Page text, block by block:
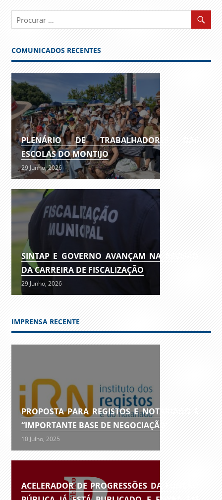
COMUNICADOS RECENTES
PLENÁRIO DE TRABALHADORES DAS
ESCOLAS DO MONTIJO
29 Junho, 2026
SINTAP E GOVERNO AVANÇAM NA REVISÃO
DA CARREIRA DE FISCALIZAÇÃO
29 Junho, 2026
IMPRENSA RECENTE
PROPOSTA PARA REGISTOS E NOTARIADO É
“IMPORTANTE BASE DE NEGOCIAÇÃO”
10 Julho, 2025
ACELERADOR DE PROGRESSÕES DA FUNÇÃO